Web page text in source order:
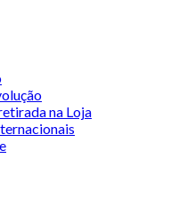
na Loja